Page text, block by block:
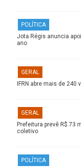
POLÍTICA
Jota Régis anuncia
ano
GERAL
IFRN abre mais de
GERAL
Prefeitura prevê R$ 73
coletivo
POLÍTICA